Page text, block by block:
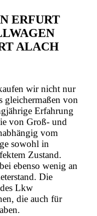
ERFURT
ALACH
wir nicht nur
von
Erfahrung
von Groß- und
vom
sowohl in
Zustand.
ebenso wenig an
Die
Lkw
die auch für